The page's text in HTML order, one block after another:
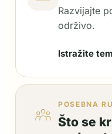
Razvijajte
održivo.
Istražite
POSEBNA
Što se